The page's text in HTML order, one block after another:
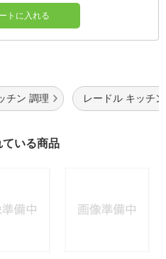
トに入れる
チン 調理 レードル キッチン
ている商品